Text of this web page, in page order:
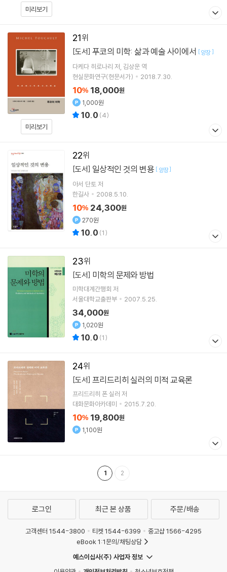
미리보기
21
미리보기
[도서] 푸코의 미학: 삶과 예술 사이에서 [양장]
다케다 히로나리 저 김상운 역
현실문화연구(현문서가)
2018.7.30.
10% 18,000원
1,000원
10.0 (4)
22
[도서] 일상적인 것의 변용 [ 양장]
아서 단토 저
한길사
2008.5.10.
10% 24,300원
270원
10.0 (1)
23
[도서] 미학의 문제와 방법
미학대계간행회 저
서울대학교출판부
2007.5.25.
34,000원
1,020원
10.0 (1)
24
[도서] 프리드리히 실러의 미적 교육론
프리드리히 폰 실러 저
대화문화아카데미
2015.7.20.
10% 19,800원
1,100원
1 2
로그인 최근 본 상품 주문/배송
고객센터 1544-3800 티켓 1544-6399
중고샵 1566-4295
eBook 1:1문의/채팅상담
예스이십사(주) 사업자 정보